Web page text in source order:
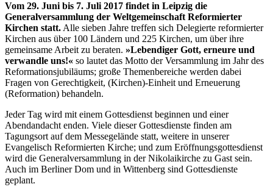
Vom 29. Juni bis 7. Juli 2017 findet in Leipzig die
Generalversammlung der Weltgemeinschaft Reformierter
Kirchen statt.Alle sieben Jahre treffen sich Delegierte reformierter
Kirchen aus über 100 Ländern und 225 Kirchen, um über ihre
gemeinsame Arbeit zu beraten. »Lebendiger Gott, erneure und
verwandle uns!« so lautet das Motto der Versammlung im Jahr des
Reformationsjubiläums; große Themenbereiche werden dabei
Fragen von Gerechtigkeit, (Kirchen)-Einheit und Erneuerung
(Reformation) behandeln.
Jeder Tag wird mit einem Gottesdienst beginnen und einer
Abendandacht enden. Viele dieser Gottesdienste finden am
Tagungsort auf dem Messegelände statt, weitere in unserer
Evangelisch Reformierten Kirche; und zum Eröffnungsgottesdienst
wird die Generalversammlung in der Nikolaikirche zu Gast sein.
Auch im Berliner Dom und in Wittenberg sind Gottesdienste
geplant.